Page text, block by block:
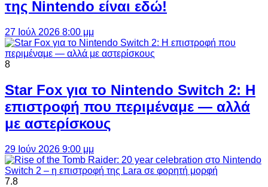
της Nintendo είναι εδώ!
27 Ιούλ 2026 8:00 μμ
8
Star Fox για το Nintendo Switch 2: Η
επιστροφή που περιμέναμε — αλλά
με αστερίσκους
29 Ιούν 2026 9:00 μμ
7.8